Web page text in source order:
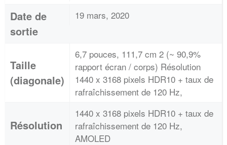
Date de
sortie
19 mars, 2020
Taille
(diagonale)
6,7 pouces, 111,7 cm 2 (~ 90,9%
rapport écran / corps) Résolution
1440 x 3168 pixels HDR10 + taux de
rafraîchissement de 120 Hz,
Résolution
1440 x 3168 pixels HDR10 + taux de
rafraîchissement de 120 Hz,
AMOLED